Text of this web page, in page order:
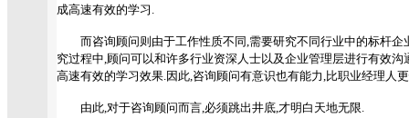
成高速有效的学习.
而咨询顾问则由于工作性质不同,需要研究不同行业中的标杆企
究过程中,顾问可以和许多行业资深人士以及企业管理层进行有效
高速有效的学习效果.因此,咨询顾问有意识也有能力,比职业经理人
由此,对于咨询顾问而言,必须跳出井底,才明白天地无限.